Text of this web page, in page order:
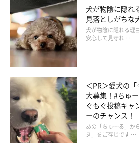
犬が物陰に隠れ
見落としがちな
犬が物陰に隠れる理
安心して見守れ …
＜PR＞愛犬の
大募集！#ちゅ
ぐもぐ投稿キャ
ーのチャンス！
あの「ちゅ～る」か
ヌ」をご存じです …